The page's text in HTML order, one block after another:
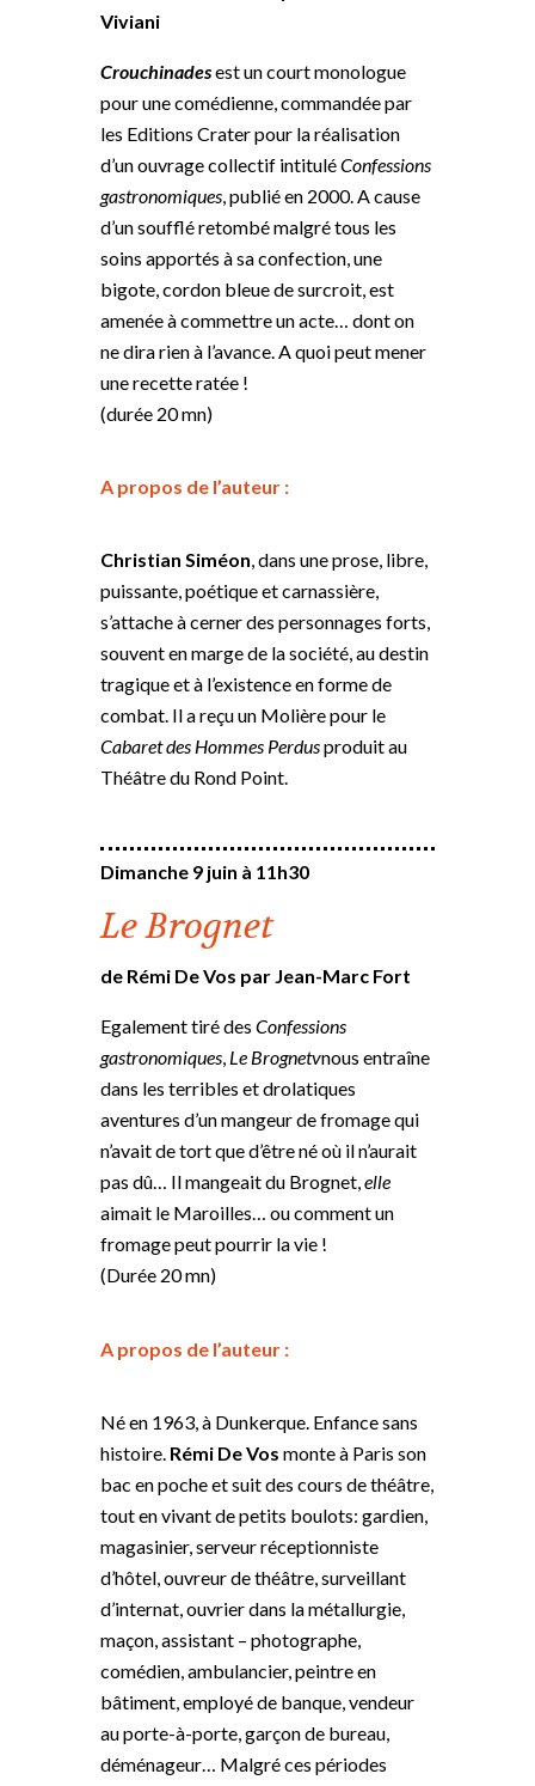
Viviani
Crouchinadesest un court monologue
pour une comédienne, commandée par
les Editions Crater pour la réalisation
d’un ouvrage collectif intituléConfessions
gastronomiques, publié en 2000. A cause
d’un soufflé retombé malgré tous les
soins apportés à sa confection, une
bigote, cordon bleue de surcroit, est
amenée à commettre un acte… dont on
ne dira rien à l’avance. A quoi peut mener
une recette ratée !
(durée 20 mn)
A propos de l’auteur :
Christian Siméon, dans une prose, libre,
puissante, poétique et carnassière,
s’attache à cerner des personnages forts,
souvent en marge de la société, au destin
tragique et à l’existence en forme de
combat. Il a reçu un Molière pour le
Cabaret des Hommes Perdusproduit au
Théâtre du Rond Point.
Dimanche 9 juin à 11h30
Le Brognet
de Rémi De Vos par Jean-Marc Fort
Egalement tiré des Confessions
gastronomiques, Le Brognetvnous entraîne
dans les terribles et drolatiques
aventures d’un mangeur de fromage qui
n’avait de tort que d’être né où il n’aurait
pas dû… Il mangeait du Brognet,elle
aimait le Maroilles… ou comment un
fromage peut pourrir la vie !
(Durée 20 mn)
A propos de l’auteur :
Né en 1963, à Dunkerque. Enfance sans
histoire. Rémi De Vos monte à Paris son
bac en poche et suit des cours de théâtre,
tout en vivant de petits boulots: gardien,
magasinier, serveur réceptionniste
d’hôtel, ouvreur de théâtre, surveillant
d’internat, ouvrier dans la métallurgie,
maçon, assistant – photographe,
comédien, ambulancier, peintre en
bâtiment, employé de banque, vendeur
au porte-à-porte, garçon de bureau,
déménageur… Malgré ces périodes